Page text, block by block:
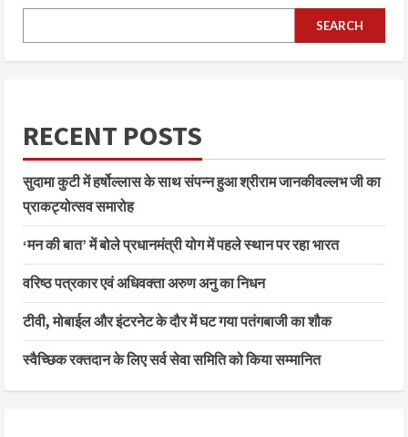
SEARCH
RECENT POSTS
सुदामा कुटी में हर्षोल्लास के साथ संपन्न हुआ श्रीराम जानकीवल्लभ जी का
प्राकट्योत्सव समारोह
‘मन की बात’ में बोले प्रधानमंत्री योग में पहले स्थान पर रहा भारत
वरिष्ठ पत्रकार एवं अधिवक्ता अरुण अनु का निधन
टीवी, मोबाईल और इंटरनेट के दौर में घट गया पतंगबाजी का शौक
स्वैच्छिक रक्तदान के लिए सर्व सेवा समिति को किया सम्मानित